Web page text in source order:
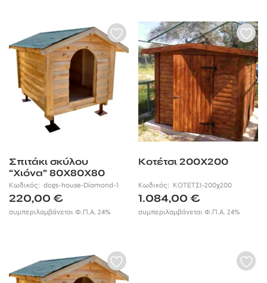
Σπιτάκι σκύλου
“Χιόνα” 80X80X80
Κωδικός: dogs-house-Diamond-1
220,00 €
συμπεριλαμβάνεται Φ.Π.Α. 24%
Κοτέτσι 200Χ200
Κωδικός: ΚΟΤΕΤΣΙ-200χ200
1.084,00€
συμπεριλαμβάνεται Φ.Π.Α. 24%